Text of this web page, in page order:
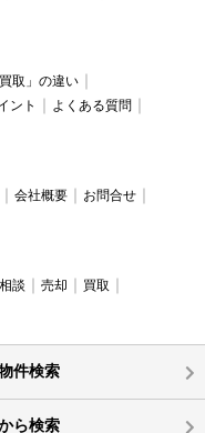
取」の違い
ント
よくある質問
会社概要
お問合せ
談 売却
買取
件検索
ら検索